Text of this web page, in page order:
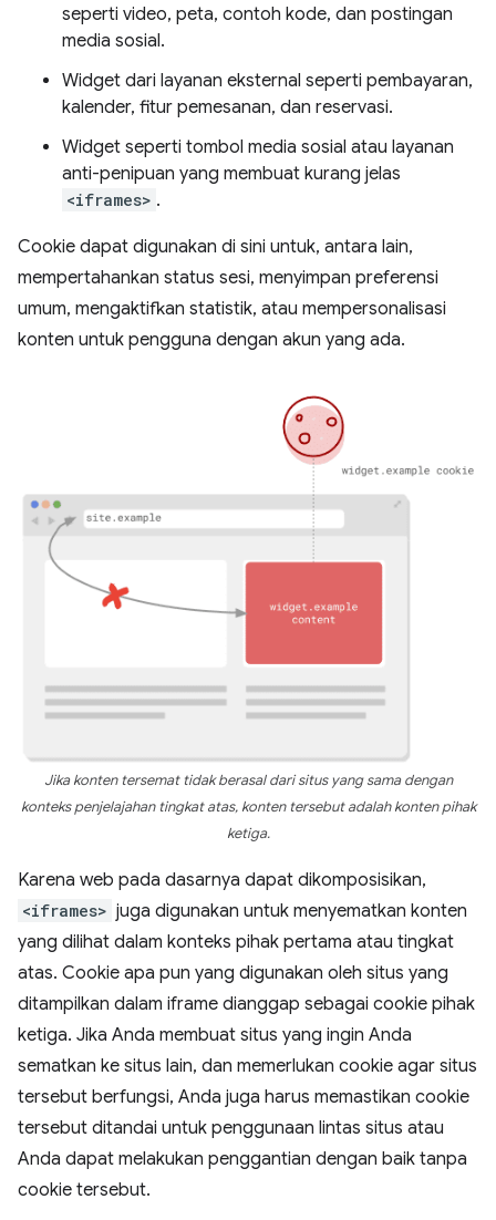
seperti video, peta, contoh kode, dan postingan
media sosial.
Widget dari layanan eksternal seperti pembayaran,
kalender, fitur pemesanan, dan reservasi.
Widget seperti tombol media sosial atau layanan
anti-penipuan yang membuat kurang jelas
<iframes> .
Cookie dapat digunakan di sini untuk, antara lain,
mempertahankan status sesi, menyimpan preferensi
umum, mengaktifkan statistik, atau mempersonalisasi
konten untuk pengguna dengan akun yang ada.
Jika konten tersemat tidak berasal dari situs yang sama dengan
konteks penjelajahan tingkat atas, konten tersebut adalah konten pihak
ketiga.
Karena web pada dasarnya dapat dikomposisikan,
<iframes> juga digunakan untuk menyematkan konten
yang dilihat dalam konteks pihak pertama atau tingkat
atas. Cookie apa pun yang digunakan oleh situs yang
ditampilkan dalam iframe dianggap sebagai cookie pihak
ketiga. Jika Anda membuat situs yang ingin Anda
sematkan ke situs lain, dan memerlukan cookie agar situs
tersebut berfungsi, Anda juga harus memastikan cookie
tersebut ditandai untuk penggunaan lintas situs atau
Anda dapat melakukan penggantian dengan baik tanpa
cookie tersebut.